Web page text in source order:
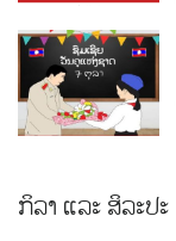
ກິລາ ແລະ ສິລະປະ